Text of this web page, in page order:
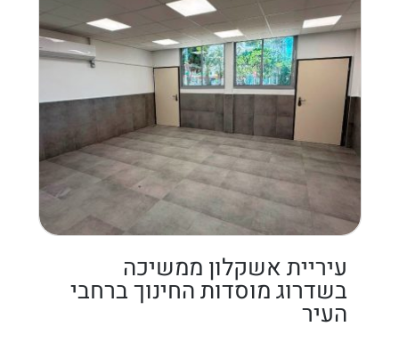
עיריית אשקלון ממשיכה
בשדרוג מוסדות החינוך ברחבי
העיר